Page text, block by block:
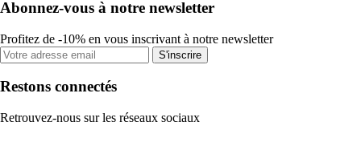
Abonnez-vous à notre newsletter
Profitez de -10% en vous inscrivant à notre newsletter
S'inscrire
Restons connectés
Retrouvez-nous sur les réseaux sociaux